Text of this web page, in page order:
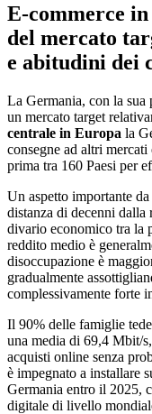
E-commerce
del mercato
e abitudini dei
La Germania, con la
un mercato target
centrale in Europa la
consegne ad altri
prima tra 160 Paesi per
Un aspetto importante
distanza di decenni
divario economico tra la
reddito medio è
disoccupazione è
gradualmente
complessivamente forte
Il 90% delle famiglie
una media di 69,4 Mbit/
acquisti online senza
è impegnato a installare
Germania entro il 2025,
digitale di livello